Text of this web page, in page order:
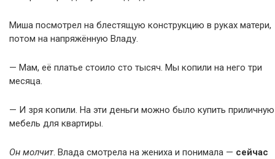
Миша посмотрел на блестящую конструкцию в руках матери,
потом на напряжённую Владу.
— Мам, её платье стоило сто тысяч. Мы копили на него три
месяца.
— И зря копили. На эти деньги можно было купить приличную
мебель для квартиры.
Он молчит. Влада смотрела на жениха и понимала — сейчас